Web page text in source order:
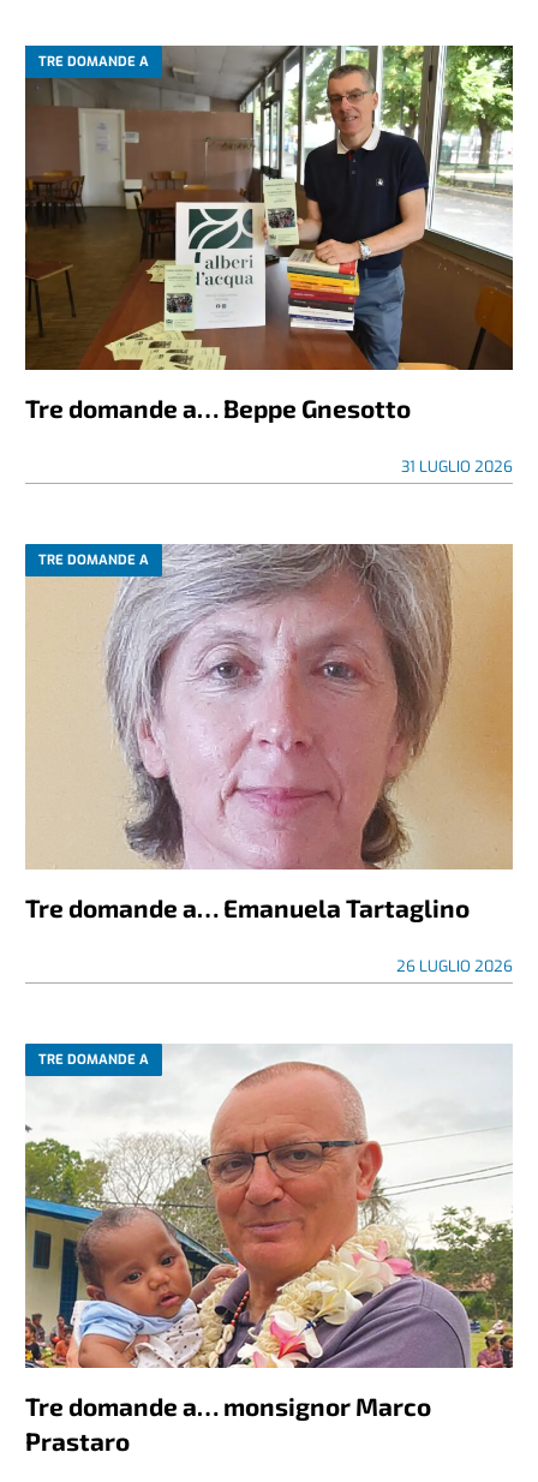
TRE DOMANDE A
Tre domande a… Beppe Gnesotto
31 LUGLIO 2026
TRE DOMANDE A
Tre domande a… Emanuela Tartaglino
26 LUGLIO 2026
TRE DOMANDE A
Tre domande a… monsignor Marco
Prastaro